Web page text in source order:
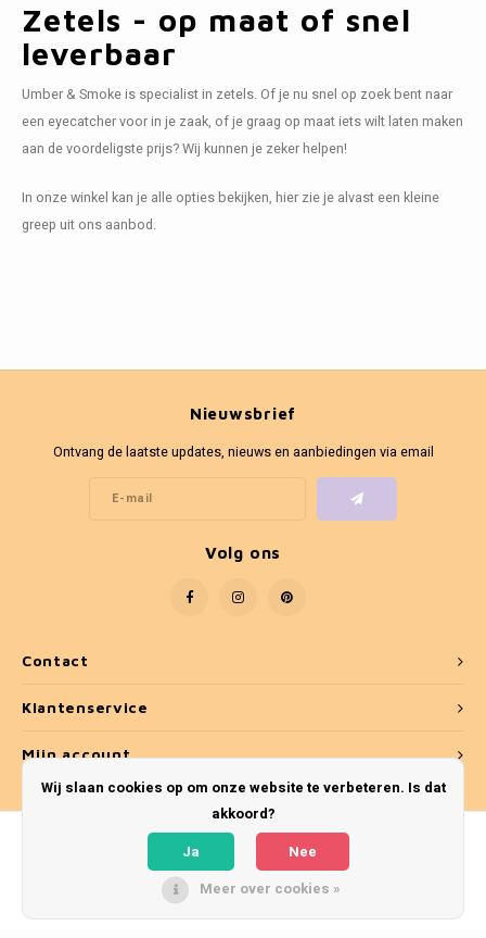
Zetels - op maat of snel
leverbaar
Umber & Smoke is specialist in zetels. Of je nu snel op zoek bent naar
een eyecatcher voor in je zaak, of je graag op maat iets wilt laten maken
aan de voordeligste prijs? Wij kunnen je zeker helpen!
In onze winkel kan je alle opties bekijken, hier zie je alvast een kleine
greep uit ons aanbod.
Contact
Nieuwsbrief
Ontvang de laatste updates, nieuws en aanbiedingen via email
Volg ons
Klantenservice
Mijn account
Wij slaan cookies op om onze website te verbeteren. Is dat
akkoord?
Ja
Nee
Meer over cookies »